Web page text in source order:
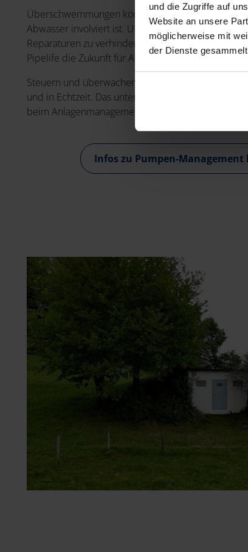
und die Zugriffe auf
Website an unsere
möglicherweise mit
der Dienste
Überschwemmungen können schweren Schäden
Abwasser involviert ist. Um teure und
Reparaturen zu verhindern, sind ferngesteuerte,
Pipelife die Zukunft für Abwasser-, Regenwasser-
Steuern und überwachen Sie mit der intelligenten
und in Echtzeit. Das unterstützt Sie nicht nur im
beim Anlagenmanagement und der Planung.
Infos zu Pumpen-